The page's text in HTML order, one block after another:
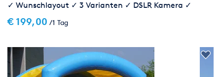
✓ Wunschlayout ✓ 3 Varianten ✓ DSLR Kamera ✓
Aufbau in 5min ✓ Requisiten ✓ Top für Events
€ 199,00 /1 Tag